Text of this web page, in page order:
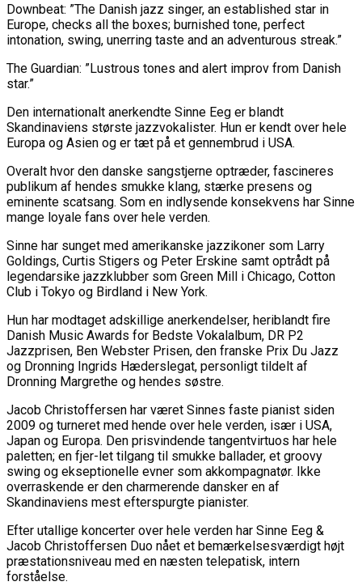
Downbeat: ”The Danish jazz singer, an established star in
Europe, checks all the boxes; burnished tone, perfect
intonation, swing, unerring taste and an adventurous streak.”
The Guardian: ”Lustrous tones and alert improv from Danish
star.”
Den internationalt anerkendte Sinne Eeg er blandt
Skandinaviens største jazzvokalister. Hun er kendt over hele
Europa og Asien og er tæt på et gennembrud i USA.
Overalt hvor den danske sangstjerne optræder, fascineres
publikum af hendes smukke klang, stærke presens og
eminente scatsang. Som en indlysende konsekvens har Sinne
mange loyale fans over hele verden.
Sinne har sunget med amerikanske jazzikoner som Larry
Goldings, Curtis Stigers og Peter Erskine samt optrådt på
legendarsike jazzklubber som Green Mill i Chicago, Cotton
Club i Tokyo og Birdland i New York.
Hun har modtaget adskillige anerkendelser, heriblandt fire
Danish Music Awards for Bedste Vokalalbum, DR P2
Jazzprisen, Ben Webster Prisen, den franske Prix Du Jazz
og Dronning Ingrids Hæderslegat, personligt tildelt af
Dronning Margrethe og hendes søstre.
Jacob Christoffersen har været Sinnes faste pianist siden
2009 og turneret med hende over hele verden, især i USA,
Japan og Europa. Den prisvindende tangentvirtuos har hele
paletten; en fjer-let tilgang til smukke ballader, et groovy
swing og ekseptionelle evner som akkompagnatør. Ikke
overraskende er den charmerende dansker en af ​​
Skandinaviens mest efterspurgte pianister.
Efter utallige koncerter over hele verden har Sinne Eeg &
Jacob Christoffersen Duo nået et bemærkelsesværdigt højt
præstationsniveau med en næsten telepatisk, intern
forståelse.